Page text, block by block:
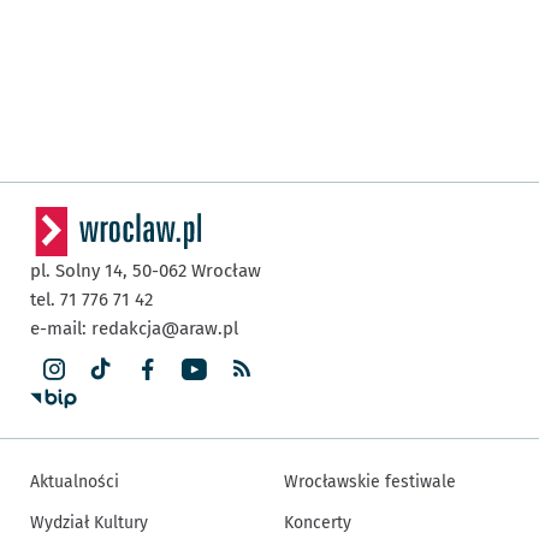
pl. Solny 14, 50-062 Wrocław
tel. 71 776 71 42
e-mail: redakcja@araw.pl
Aktualności
Wydział Kultury
Wrocławskie festiwale
Koncerty